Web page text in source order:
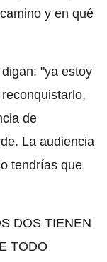
y en qué
"ya estoy
de
La audiencia
tendrías que
DOS TIENEN
TODO